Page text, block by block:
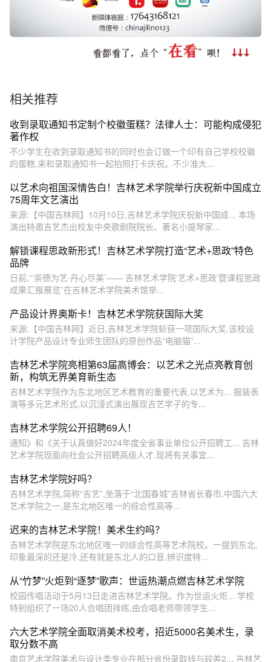
相关推荐
收到录取通知书定制个校徽蛋糕？法律人士：可能构成侵犯
著作权
不少学生在收到录取通知书的同时也会订做一个印有自己学校校徽
的蛋糕,来和录取通知书一起拍照打卡庆祝。不少准大...
以艺术向祖国深情告白！吉林艺术学院举行庆祝新中国成立
75周年文艺演出
来源:【中国吉林网】10月10日,吉林艺术学院庆祝新中国成... 本场
演出特邀吉艺杰出校友中央歌剧院院长、著名小提琴家...
解锁课程思政新形式！吉林艺术学院打造“艺术+思政”特色
品牌
日前,“‘崇德为艺·丹心尽美’—— 吉林艺术学院‘艺术+思政’暨课程思政
成果汇报展览”在吉林艺术学院美术馆举...
产品设计界奥斯卡！吉林艺术学院获国际大奖
来源:【中国吉林网】近日,吉林艺术学院斩获一项国际大奖,该校设
计学院产品设计专业师生团队的原创作品“电脑猫”...
吉林艺术学院亮相第63届高博会：以艺术之光点亮教育创
新，构筑无界美育新生态
吉林艺术学院作为东北地区艺术教育的重要代表,以艺术为... 服装表
演等多元艺术形式,以沉浸式演出展现吉艺学子的专...
吉林艺术学院公开招聘69人！
通知》和《关于认真做好2024年度全省事业单位公开招聘工... 吉林
艺术学院现面向社会公开招聘高级人才,现将有关事宜...
吉林艺术学院好吗？
吉林艺术学院,简称“吉艺”,坐落于“北国春城”吉林省长春市,中国六大
艺术学院之一,是东北地区唯一的综合性高等...
迟来的吉林艺术学院！美术生约吗？
吉林艺术学院是东北地区唯一的综合性高等艺术院校。一提到东北,
印象最深的还是冷,还有就是东北人的口音,辨识度特...
从“竹梦”火炬到“逐梦”歌声：世运热潮点燃吉林艺术学院
校园传唱活动于5月13日走进吉林艺术学院。作为世运火炬... 学校
特别组织了一场20人合唱团排练,由合唱老师带领学生...
六大艺术学院全面取消美术校考，招近5000名美术生，录
取分数不高
南京艺术学院美术与设计类专业在部分省份录取线与较差2... 吉林艺